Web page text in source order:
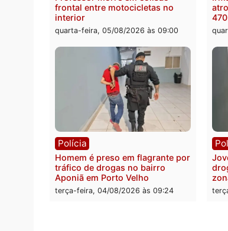
Adolescentes são apreendidos
após furto em farmácia na zona
sul de Porto Velho
Polícia